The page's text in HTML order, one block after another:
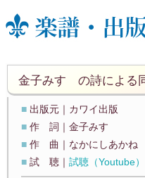
金子みすゞの詩による
■ 出版元｜カワイ出版
■ 作 詞｜金子みすゞ
■ 作 曲｜なかにしあかね
■ 試 聴｜ 試聴（Youtube）